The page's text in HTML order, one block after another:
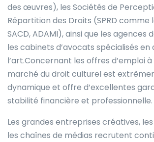
des œuvres), les Sociétés de
Répartition des Droits (SPRD comme
SACD, ADAMI), ainsi que les agences
les cabinets d’avocats spécialisés en
l’art.Concernant les offres d’emploi
marché du droit culturel est
dynamique et offre d’excellentes
stabilité financière et professionnelle.
Les grandes entreprises créatives,
les chaînes de médias recrutent